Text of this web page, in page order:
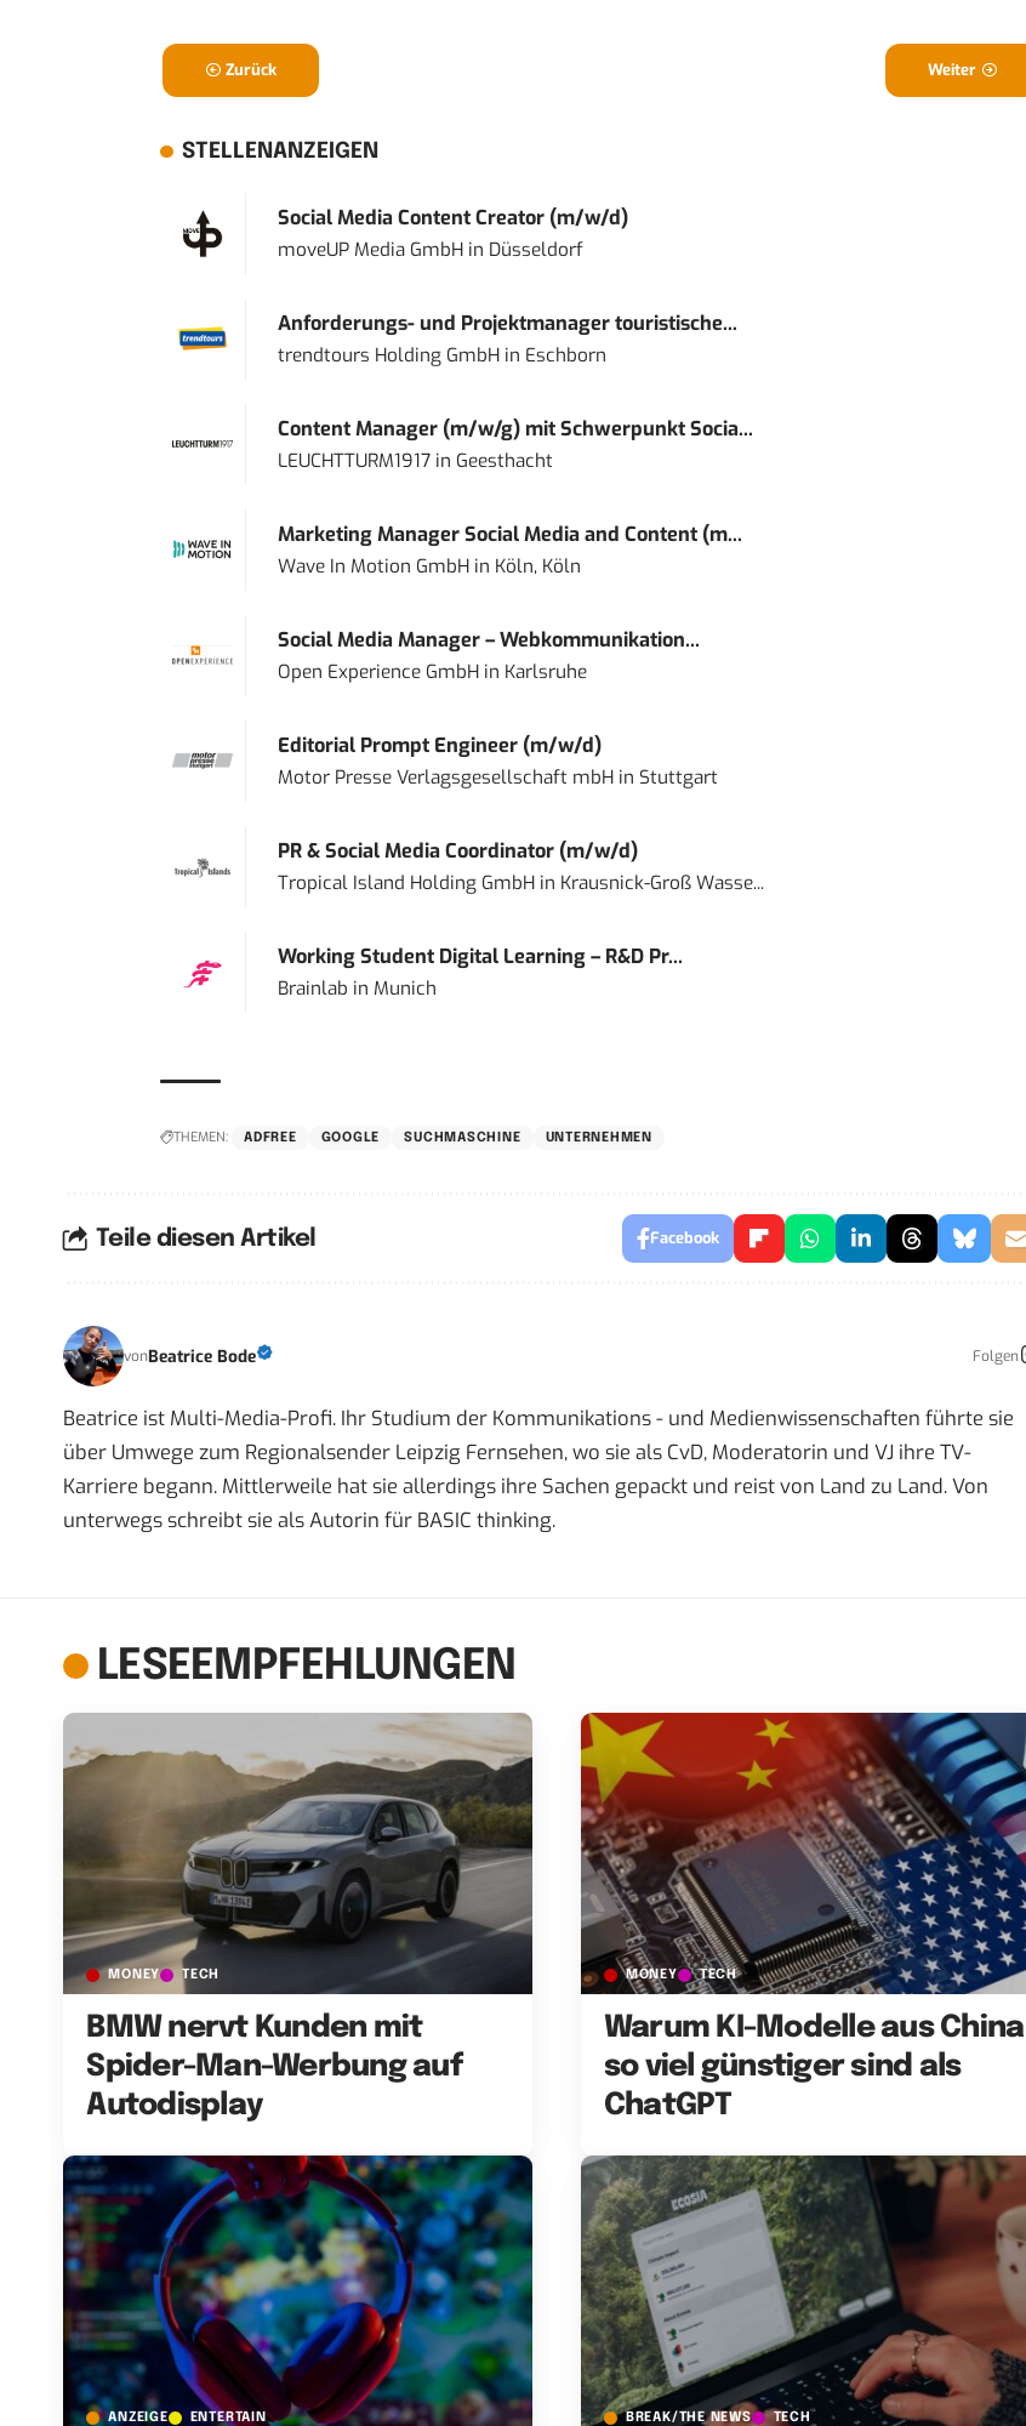
Zurück Weiter
STELLENANZEIGEN
Social Media Content Creator (m/w/d)
moveUP Media GmbHin Düsseldorf
Anforderungs- und Projektmanager touristische...
trendtours Holding GmbHin Eschborn
Content Manager (m/w/g) mit Schwerpunkt Socia...
LEUCHTTURM1917in Geesthacht
Marketing Manager Social Media and Content (m...
Wave In Motion GmbHin Köln, Köln
Social Media Manager – Webkommunikation...
Open Experience GmbHin Karlsruhe
Editorial Prompt Engineer (m/w/d)
Motor Presse Verlagsgesellschaft mbHin Stuttgart
PR & Social Media Coordinator (m/w/d)
Tropical Island Holding GmbHin Krausnick-Groß Wasse...
Working Student Digital Learning – R&D Pr...
Brainlab in Munich
THEMEN: ADFREE GOOGLE SUCHMASCHINE UNTERNEHMEN
Teile diesen Artikel Facebook
vonBeatrice Bode Folgen
Beatrice ist Multi-Media-Profi. Ihr Studium der Kommunikations - und Medienwissenschaften führte sie
über Umwege zum Regionalsender Leipzig Fernsehen, wo sie als CvD, Moderatorin und VJ ihre TV-
Karriere begann. Mittlerweile hat sie allerdings ihre Sachen gepackt und reist von Land zu Land. Von
unterwegs schreibt sie als Autorin für BASIC thinking.
LESEEMPFEHLUNGEN
MONEY TECH
BMW nervt Kunden mit
Spider-Man-Werbung auf
Autodisplay
MONEY TECH
Warum KI-Modelle aus China
so viel günstiger sind als
ChatGPT
ANZEIGE ENTERTAIN BREAK/THE NEWS TECH